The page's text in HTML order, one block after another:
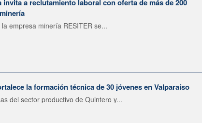
a reclutamiento laboral con oferta de más de 200
empresa minería RESITER se...
la formación técnica de 30 jóvenes en Valparaíso
del sector productivo de Quintero y...